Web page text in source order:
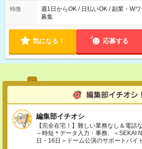
特徴
週1日からOK / 日払いOK / 副業・W
募集
気になる！ 応募する
編集部イチオシ
【完全在宅！】難しい業務なし＆電話
～時短＊データ入力・事務、＜SEKAI
日・16日＞ドーム公演のサポートバイ